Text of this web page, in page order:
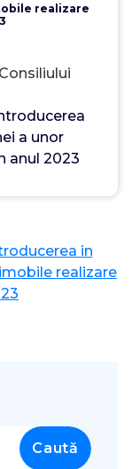
realizare
a unor
anul 2023
2024
in
realizare